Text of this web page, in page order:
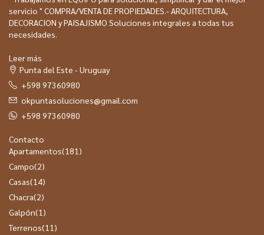
servicio " COMPRA/VENTA DE PROPIEDADES.- ARQUITECTURA,
DECORACION y PAISAJISMO Soluciones integrales a todas tus
necesidades.
Leer más
Punta del Este - Uruguay
+598 97360980
okpuntasoluciones@gmail.com
+598 97360980
Contacto
Apartamentos(181)
Campo(2)
Casas(14)
Chacra(2)
Galpón(1)
Terrenos(11)